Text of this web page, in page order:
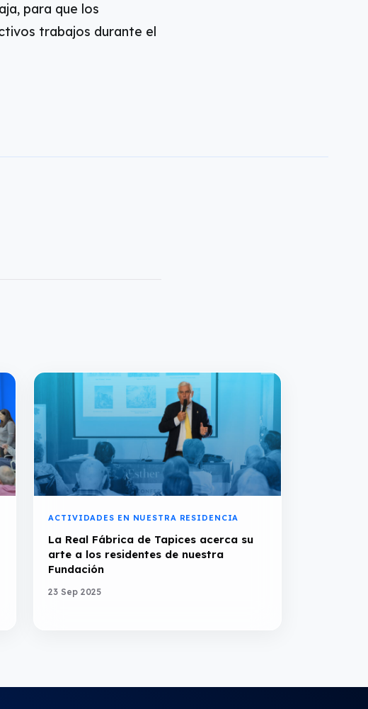
para que los
trabajos durante el
ACTIVIDADES EN NUESTRA RESIDENCIA
La Real Fábrica de Tapices acerca su
arte a los residentes de nuestra
Fundación
23 Sep 2025